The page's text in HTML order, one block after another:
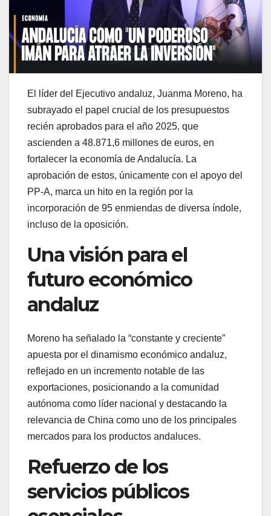
El líder del Ejecutivo andaluz, Juanma Moreno, ha
subrayado el papel crucial de los presupuestos
recién aprobados para el año 2025, que
ascienden a 48.871,6 millones de euros, en
fortalecer la economía de Andalucía. La
aprobación de estos, únicamente con el apoyo del
PP-A, marca un hito en la región por la
incorporación de 95 enmiendas de diversa índole,
incluso de la oposición.
Una visión para el
futuro económico
andaluz
Moreno ha señalado la “constante y creciente”
apuesta por el dinamismo económico andaluz,
reflejado en un incremento notable de las
exportaciones, posicionando a la comunidad
autónoma como líder nacional y destacando la
relevancia de China como uno de los principales
mercados para los productos andaluces.
Refuerzo de los
servicios públicos